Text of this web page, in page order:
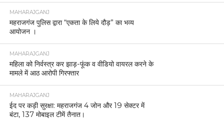
MAHARAJGANJ
महराजगंज पुलिस द्वारा “एकता के लिये दौड़” का भव्य
आयोजन ।
MAHARAJGANJ
महिला को निर्वस्त्र कर झाड़-फूंक व वीडियो वायरल करने के
मामले में आठ आरोपी गिरफ्तार
MAHARAJGANJ
ईद पर कड़ी सुरक्षा: महराजगंज 4 जोन और 19 सेक्टर में
बंटा, 137 मोबाइल टीमें तैनात।